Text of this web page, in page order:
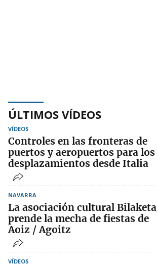
ÚLTIMOS VÍDEOS
VÍDEOS
Controles en las fronteras de
puertos y aeropuertos para los
desplazamientos desde Italia
NAVARRA
La asociación cultural Bilaketa
prende la mecha de fiestas de
Aoiz / Agoitz
VÍDEOS